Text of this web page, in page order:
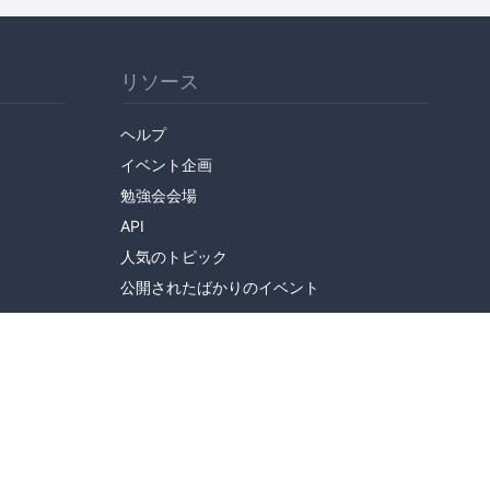
リソース
ヘルプ
イベント企画
勉強会会場
API
人気のトピック
公開されたばかりのイベント